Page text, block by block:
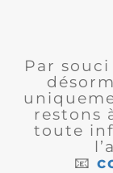
Par
restons
toute
📧